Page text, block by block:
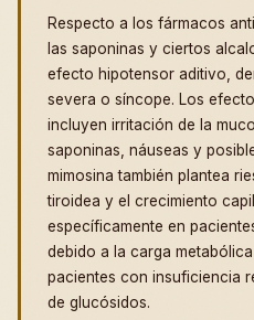
Respecto a los fármacos
las saponinas y ciertos
efecto hipotensor aditivo,
severa o síncope. Los
incluyen irritación de la
saponinas, náuseas y
mimosina también plantea
tiroidea y el crecimiento
específicamente en
debido a la carga
pacientes con insuficiencia
de glucósidos.